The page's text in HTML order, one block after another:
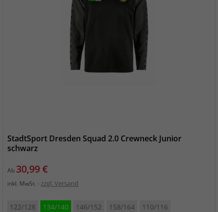
StadtSport Dresden Squad 2.0 Crewneck Junior
schwarz
Ab Preis
30,99 €
inkl. MwSt. zzgl. Versand
122/128 134/140 146/152 158/164 110/116